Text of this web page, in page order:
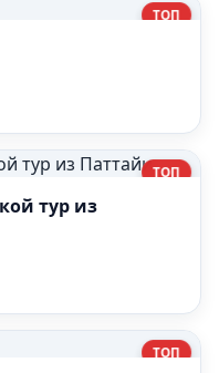
ТОП
ТОП
тур из
ТОП